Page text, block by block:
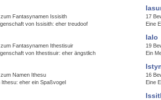
Fantasynamen Issisith
von Issisith: eher treudoof
17
Eine
Fantasynamen Ithestisuir
von Ithestisuir: eher ängstlich
Ialo
19
Ein
Namen Ithesu
Ithesu: eher ein Spaßvogel
16
Eine